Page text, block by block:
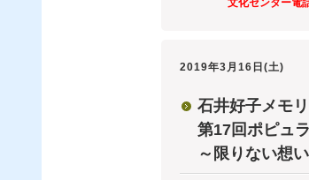
文化センター電
2019年3月16日(土)
石井好子メモ
第17回ポピュ
～限りない想